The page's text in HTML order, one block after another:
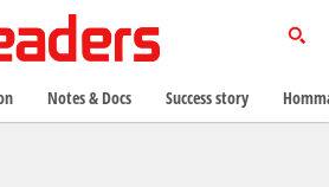
Notes & Docs Success story